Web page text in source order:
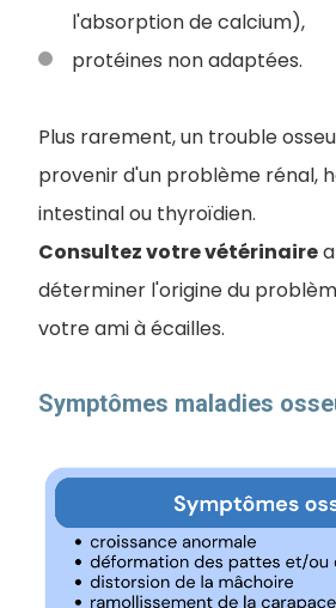
l'absorption de calcium),
protéines non adaptées.
Plus rarement, un trouble
provenir d'un problème rénal,
intestinal ou thyroïdien.
Consultez votre vétérinaire
déterminer l'origine du
votre ami à écailles.
Symptômes maladies